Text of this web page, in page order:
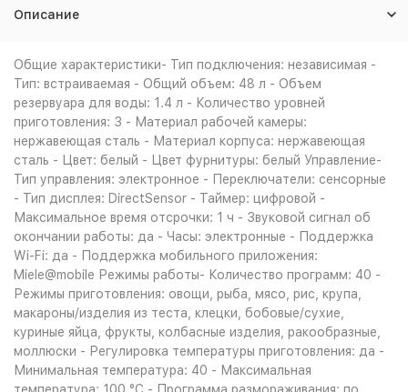
Описание
Общие характеристики- Тип подключения: независимая -
Тип: встраиваемая - Общий объем: 48 л - Объем
резервуара для воды: 1.4 л - Количество уровней
приготовления: 3 - Материал рабочей камеры:
нержавеющая сталь - Материал корпуса: нержавеющая
сталь - Цвет: белый - Цвет фурнитуры: белый Управление-
Тип управления: электронное - Переключатели: сенсорные
- Тип дисплея: DirectSensor - Таймер: цифровой -
Максимальное время отсрочки: 1 ч - Звуковой сигнал об
окончании работы: да - Часы: электронные - Поддержка
Wi-Fi: да - Поддержка мобильного приложения:
Miele@mobile Режимы работы- Количество программ: 40 -
Режимы приготовления: овощи, рыба, мясо, рис, крупа,
макароны/изделия из теста, клецки, бобовые/сухие,
куриные яйца, фрукты, колбасные изделия, ракообразные,
моллюски - Регулировка температуры приготовления: да -
Минимальная температура: 40 - Максимальная